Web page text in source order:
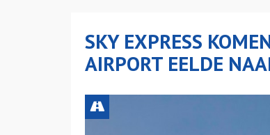
SKY EXPRESS
AIRPORT EELDE